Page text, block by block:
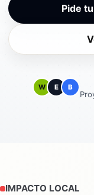
Pide
W E B
IMPACTO LOCAL